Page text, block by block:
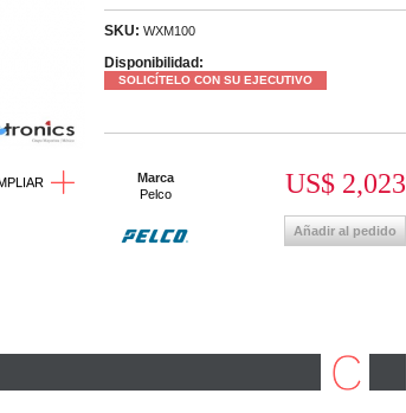
SKU: WXM100
Disponibilidad:
SOLICÍTELO CON SU EJECUTIVO
US$ 2,023
Añadir al pedido
Marca
Pelco